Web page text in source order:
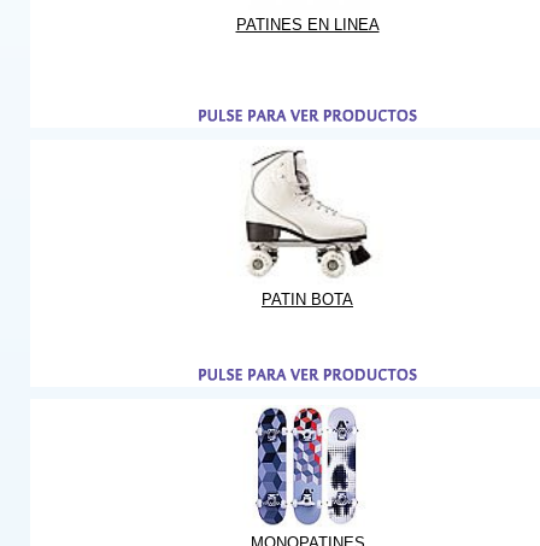
PATINES EN LINEA
PATIN BOTA